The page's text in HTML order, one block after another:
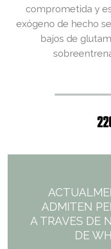
comprometida y
exógeno de hecho
bajos de
ADMITEN
A TRAVES DE
DE